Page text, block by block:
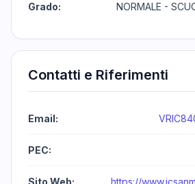
Grado: NORMALE -
Contatti e Riferimenti
Email:
PEC:
Sito Web: https://